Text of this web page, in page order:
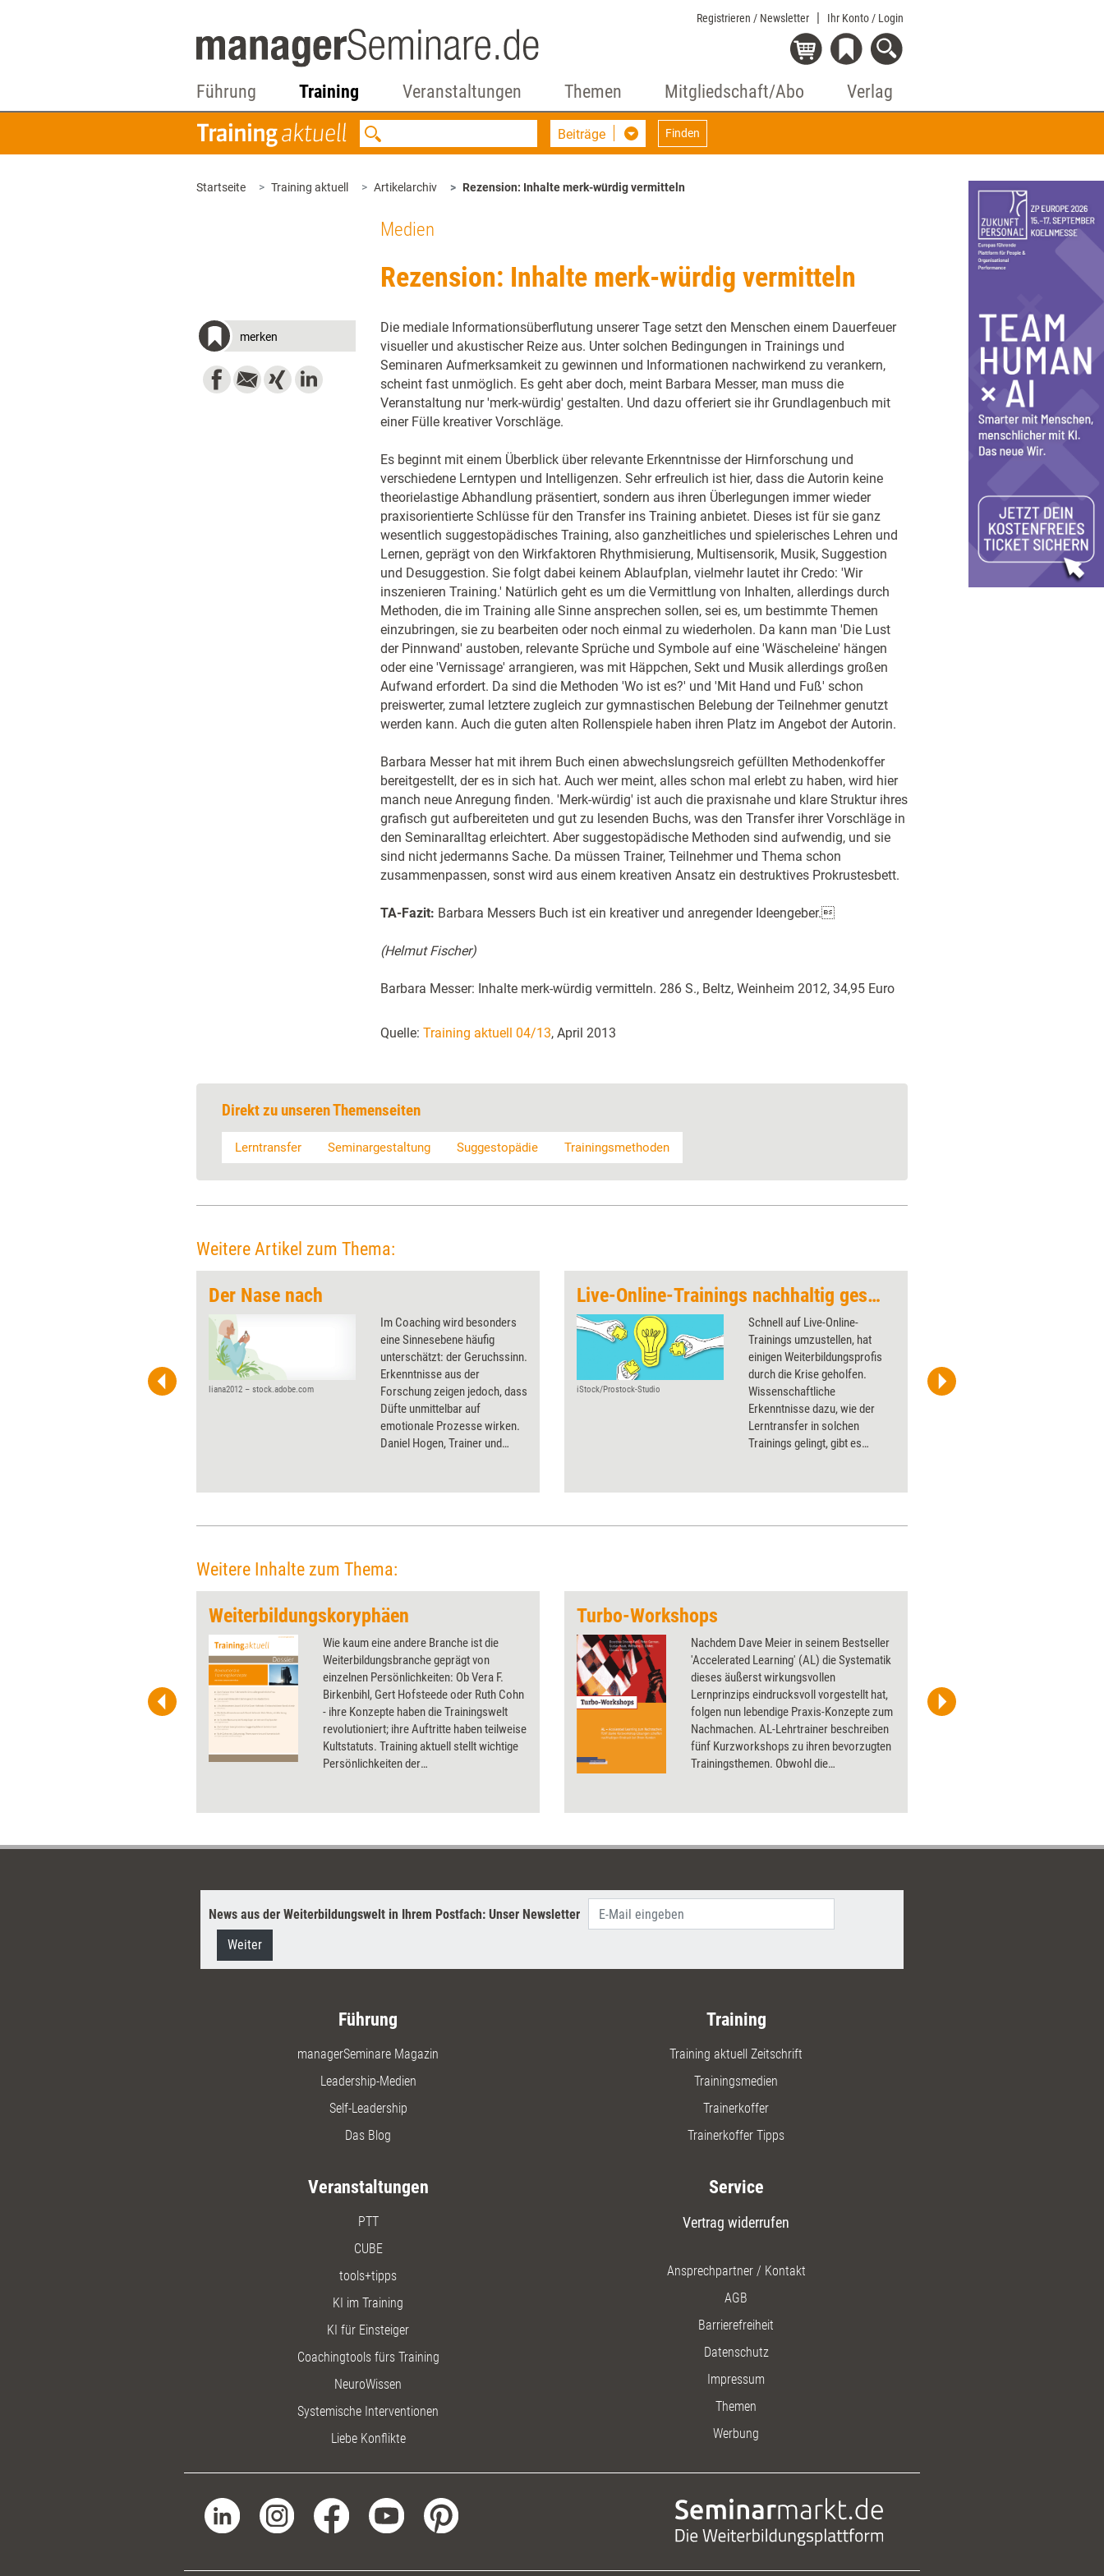
Registrieren / Newsletter Ihr Konto / Login
Führung Training Veranstaltungen Themen Mitgliedschaft/Abo Verlag
Beiträge Finden
Startseite Training aktuell Artikelarchiv Rezension: Inhalte merk-würdig vermitteln
Medien
Rezension: Inhalte merk-würdig vermitteln
merken
Die mediale Informationsüberflutung unserer Tage setzt den Menschen einem Dauerfeuer
visueller und akustischer Reize aus. Unter solchen Bedingungen in Trainings und
Seminaren Aufmerksamkeit zu gewinnen und Informationen nachwirkend zu verankern,
scheint fast unmöglich. Es geht aber doch, meint Barbara Messer, man muss die
Veranstaltung nur 'merk-würdig' gestalten. Und dazu offeriert sie ihr Grundlagenbuch mit
einer Fülle kreativer Vorschläge.
Es beginnt mit einem Überblick über relevante Erkenntnisse der Hirnforschung und
verschiedene Lerntypen und Intelligenzen. Sehr erfreulich ist hier, dass die Autorin keine
theorielastige Abhandlung präsentiert, sondern aus ihren Überlegungen immer wieder
praxisorientierte Schlüsse für den Transfer ins Training anbietet. Dieses ist für sie ganz
wesentlich suggestopädisches Training, also ganzheitliches und spielerisches Lehren und
Lernen, geprägt von den Wirkfaktoren Rhythmisierung, Multisensorik, Musik, Suggestion
und Desuggestion. Sie folgt dabei keinem Ablaufplan, vielmehr lautet ihr Credo: 'Wir
inszenieren Training.' Natürlich geht es um die Vermittlung von Inhalten, allerdings durch
Methoden, die im Training alle Sinne ansprechen sollen, sei es, um bestimmte Themen
einzubringen, sie zu bearbeiten oder noch einmal zu wiederholen. Da kann man 'Die Lust
der Pinnwand' austoben, relevante Sprüche und Symbole auf eine 'Wäscheleine' hängen
oder eine 'Vernissage' arrangieren, was mit Häppchen, Sekt und Musik allerdings großen
Aufwand erfordert. Da sind die Methoden 'Wo ist es?' und 'Mit Hand und Fuß' schon
preiswerter, zumal letztere zugleich zur gymnastischen Belebung der Teilnehmer genutzt
werden kann. Auch die guten alten Rollenspiele haben ihren Platz im Angebot der Autorin.
Barbara Messer hat mit ihrem Buch einen abwechslungsreich gefüllten Methodenkoffer
bereitgestellt, der es in sich hat. Auch wer meint, alles schon mal erlebt zu haben, wird hier
manch neue Anregung finden. 'Merk-würdig' ist auch die praxisnahe und klare Struktur ihres
grafisch gut aufbereiteten und gut zu lesenden Buchs, was den Transfer ihrer Vorschläge in
den Seminar­alltag erleichtert. Aber suggestopädische Methoden sind aufwendig, und sie
sind nicht jedermanns Sache. Da müssen Trainer, Teilnehmer und Thema schon
zusammenpassen, sonst wird aus einem kreativen Ansatz ein destruktives Prokrustesbett.
TA-Fazit: Barbara Messers Buch ist ein kreativer und anregender Ideengeber.
(Helmut Fischer)
Barbara Messer: Inhalte merk-würdig vermitteln. 286 S., Beltz, Weinheim 2012, 34,95 Euro
Quelle: Training aktuell 04/13, April 2013
Direkt zu unseren Themenseiten
Lerntransfer Seminargestaltung Suggestopädie Trainingsmethoden
Weitere Artikel zum Thema:
Teilnehmenden zu halten: beim
Der Nase nach
liana2012 – stock.adobe.com
Im Coaching wird besonders
eine Sinnesebene häufig
unterschätzt: der Geruchssinn.
Erkenntnisse aus der
Forschung zeigen jedoch, dass
Düfte unmittelbar auf
emotionale Prozesse wirken.
Daniel Hogen, Trainer und
lassen, um Coachingprozesse
Live-Online-Trainings nachhaltig gestalten
iStock/Prostock-Studio
Schnell auf Live-Online-
Trainings umzustellen, hat
einigen Weiterbildungsprofis
durch die Krise geholfen.
Wissenschaftliche
Erkenntnisse dazu, wie der
Lerntransfer in solchen
Trainings gelingt, gibt es
Thema in ihrer Masterarbeit
zur Qualitätssicherung
Screenshot 'Flourister'
Weitere Inhalte zum Thema:
Weiterbildungskoryphäen
Wie kaum eine andere Branche ist die
Weiterbildungsbranche geprägt von
einzelnen Persönlichkeiten: Ob Vera F.
Birkenbihl, Gert Hofsteede oder Ruth Cohn
- ihre Konzepte haben die Trainingswelt
revolutioniert; ihre Auftritte haben teilweise
Kultstatuts. Training aktuell stellt wichtige
Persönlichkeiten der
Turbo-Workshops
Nachdem Dave Meier in seinem Bestseller
'Accelerated Learning' (AL) die Systematik
dieses äußerst wirkungsvollen
Lernprinzips eindrucksvoll vorgestellt hat,
folgen nun lebendige Praxis-Konzepte zum
Nachmachen. AL-Lehrtrainer beschreiben
fünf Kurzworkshops zu ihren bevorzugten
Trainingsthemen. Obwohl die
nach dem Prinzip des AL. Die Vorteile von
individuellen Trainings-Stil verzichten zu
News aus der Weiterbildungswelt in Ihrem Postfach: Unser Newsletter
Weiter
Führung
managerSeminare Magazin
Leadership-Medien
Self-Leadership
Das Blog
Training
Training aktuell Zeitschrift
Trainingsmedien
Trainerkoffer
Trainerkoffer Tipps
Veranstaltungen
PTT
CUBE
tools+tipps
KI im Training
KI für Einsteiger
Coachingtools fürs Training
NeuroWissen
Systemische Interventionen
Liebe Konflikte
Service
Vertrag widerrufen
Ansprechpartner / Kontakt
AGB
Barrierefreiheit
Datenschutz
Impressum
Themen
Werbung